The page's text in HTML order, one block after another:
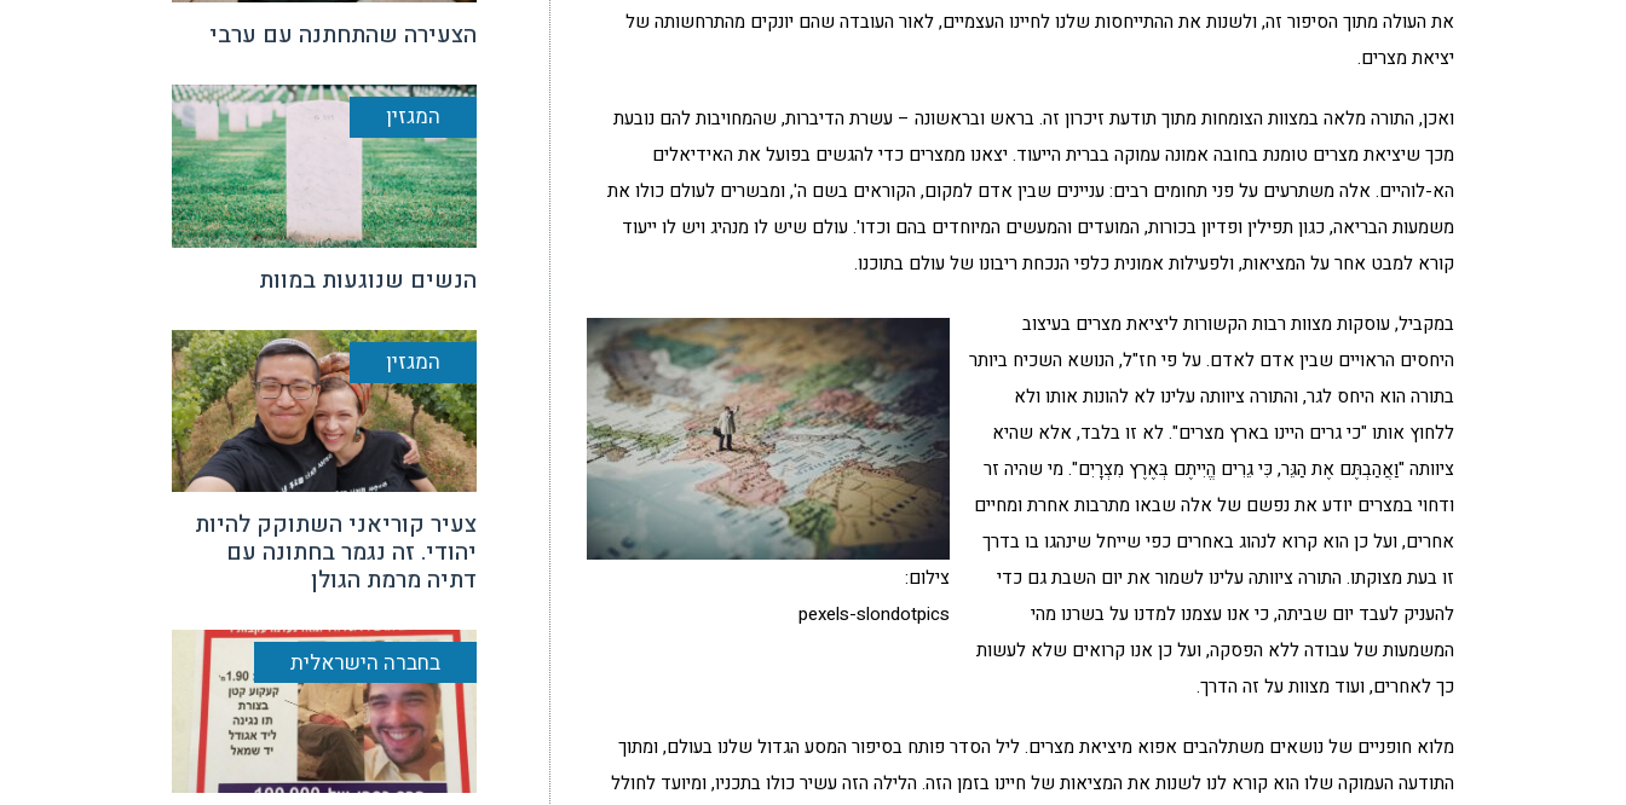
את העולה מתוך הסיפור זה, ולשנות את ההתייחסות שלנו לחיינו העצמיים, לאור העובדה שהם יונקים מהתרחשותה של
יציאת מצרים.
ואכן, התורה מלאה במצוות הצומחות מתוך תודעת זיכרון זה. בראש ובראשונה – עשרת הדיברות, שהמחויבות להם נובעת
מכך שיציאת מצרים טומנת בחובה אמונה עמוקה בברית הייעוד. יצאנו ממצרים כדי להגשים בפועל את האידיאלים
הא-לוהיים. אלה משתרעים על פני תחומים רבים: עניינים שבין אדם למקום, הקוראים בשם ה', ומבשרים לעולם כולו את
משמעות הבריאה, כגון תפילין ופדיון בכורות, המועדים והמעשים המיוחדים בהם וכדו'. עולם שיש לו מנהיג ויש לו ייעוד
קורא למבט אחר על המציאות, ולפעילות אמונית כלפי הנכחת ריבונו של עולם בתוכנו.
צילום:
pexels-slondotpics
במקביל, עוסקות מצוות רבות הקשורות ליציאת מצרים בעיצוב
היחסים הראויים שבין אדם לאדם. על פי חז"ל, הנושא השכיח ביותר
בתורה הוא היחס לגר, והתורה ציוותה עלינו לא להונות אותו ולא
ללחוץ אותו "כי גרים היינו בארץ מצרים". לא זו בלבד, אלא שהיא
ציוותה "וַאֲהַבְתֶּם אֶת הַגֵּר, כִּי גֵרִים הֱיִיתֶם בְּאֶרֶץ מִצְרָיִם". מי שהיה זר
ודחוי במצרים יודע את נפשם של אלה שבאו מתרבות אחרת ומחיים
אחרים, ועל כן הוא קרוא לנהוג באחרים כפי שייחל שינהגו בו בדרך
זו בעת מצוקתו. התורה ציוותה עלינו לשמור את יום השבת גם כדי
להעניק לעבד יום שביתה, כי אנו עצמנו למדנו על בשרנו מהי
המשמעות של עבודה ללא הפסקה, ועל כן אנו קרואים שלא לעשות
כך לאחרים, ועוד מצוות על זה הדרך.
מלוא חופניים של נושאים משתלהבים אפוא מיציאת מצרים. ליל הסדר פותח בסיפור המסע הגדול שלנו בעולם, ומתוך
התודעה העמוקה שלו הוא קורא לנו לשנות את המציאות של חיינו בזמן הזה. הלילה הזה עשיר כולו בתכניו, ומיועד לחולל
הצעירה שהתחתנה עם ערבי
המגזין
הנשים שנוגעות במוות
המגזין
צעיר קוריאני השתוקק להיות
יהודי. זה נגמר בחתונה עם
דתיה מרמת הגולן
בחברה הישראלית